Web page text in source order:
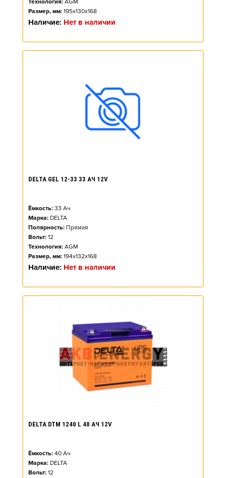
Технология: AGM
Размер, мм: 195x130x168
Наличие: Нет в наличии
DELTA GEL 12-33 33 АЧ 12V
Ёмкость: 33 Ач
Марка: DELTA
Полярность: Прямая
Вольт: 12
Технология: AGM
Размер, мм: 194x132x168
Наличие: Нет в наличии
DELTA DTM 1240 L 40 АЧ 12V
Ёмкость: 40 Ач
Марка: DELTA
Вольт: 12